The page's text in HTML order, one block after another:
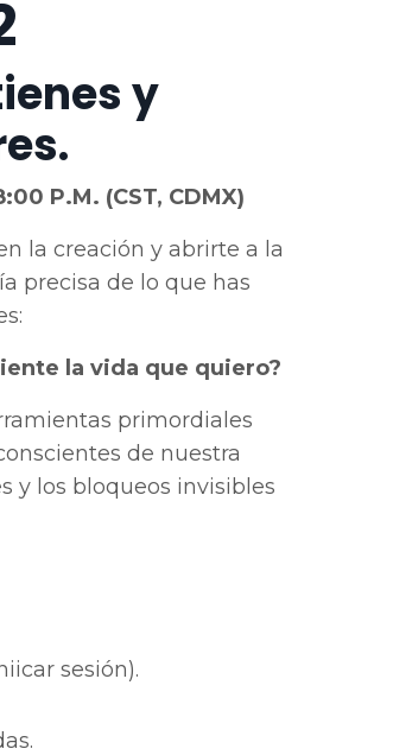
y
P.M. (CST, CDMX)
la creación y abrirte a la
precisa de lo que has
la vida que quiero?
primordiales
de nuestra
y los bloqueos invisibles
sesión).